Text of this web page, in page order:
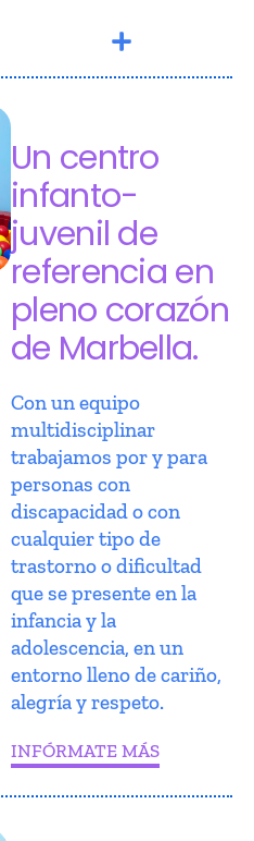
Un centro
infanto-
juvenil de
referencia en
pleno corazón
de Marbella.
Con un equipo
multidisciplinar
trabajamos por y para
personas con
discapacidad o con
cualquier tipo de
trastorno o dificultad
que se presente en la
infancia y la
adolescencia, en un
entorno lleno de cariño,
alegría y respeto.
INFÓRMATE MÁS